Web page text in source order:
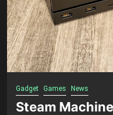
Gadget Games News
Steam